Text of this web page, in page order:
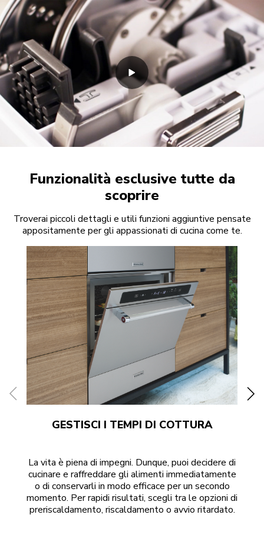
Funzionalità esclusive tutte da
scoprire
Troverai piccoli dettagli e utili funzioni aggiuntive pensate
appositamente per gli appassionati di cucina come te.
GESTISCI I TEMPI DI COTTURA
La vita è piena di impegni. Dunque, puoi decidere di
cucinare e raffreddare gli alimenti immediatamente
o di conservarli in modo efficace per un secondo
momento. Per rapidi risultati, scegli tra le opzioni di
preriscaldamento, riscaldamento o avvio ritardato.